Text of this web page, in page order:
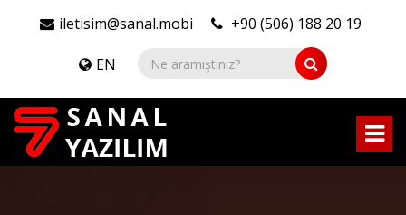
iletisim@sanal.mobi +90 (506) 188 20 19
EN